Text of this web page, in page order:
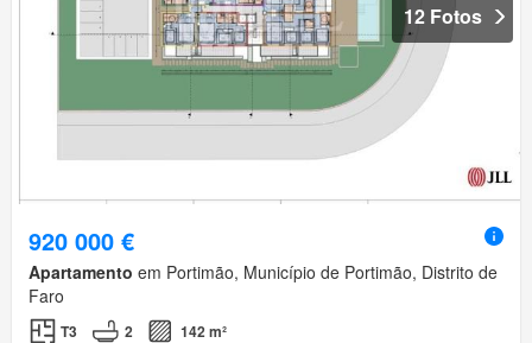
12 Fotos
920 000 €
Apartamento em Portimão, Município de Portimão, Distrito de
Faro
T3 2 142 m²